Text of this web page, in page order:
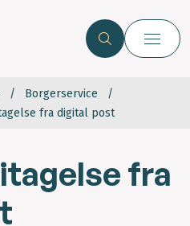
Borgerservice
fra digital post
fra